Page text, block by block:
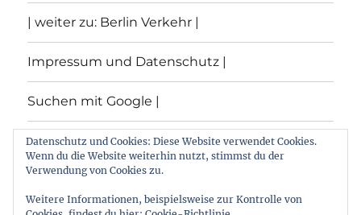
| weiter zu: Berlin Verkehr |
Impressum und Datenschutz |
Suchen mit Google |
Themen
Datenschutz und Cookies: Diese Website verwendet Cookies.
Wenn du die Website weiterhin nutzt, stimmst du der
Verwendung von Cookies zu.
Weitere Informationen, beispielsweise zur Kontrolle von